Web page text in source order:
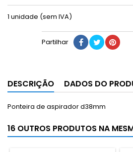
1 unidade (sem IVA)
Partilhar
DESCRIÇÃO DADOS DO
Ponteira de aspirador d38mm
16 OUTROS PRODUTOS NA